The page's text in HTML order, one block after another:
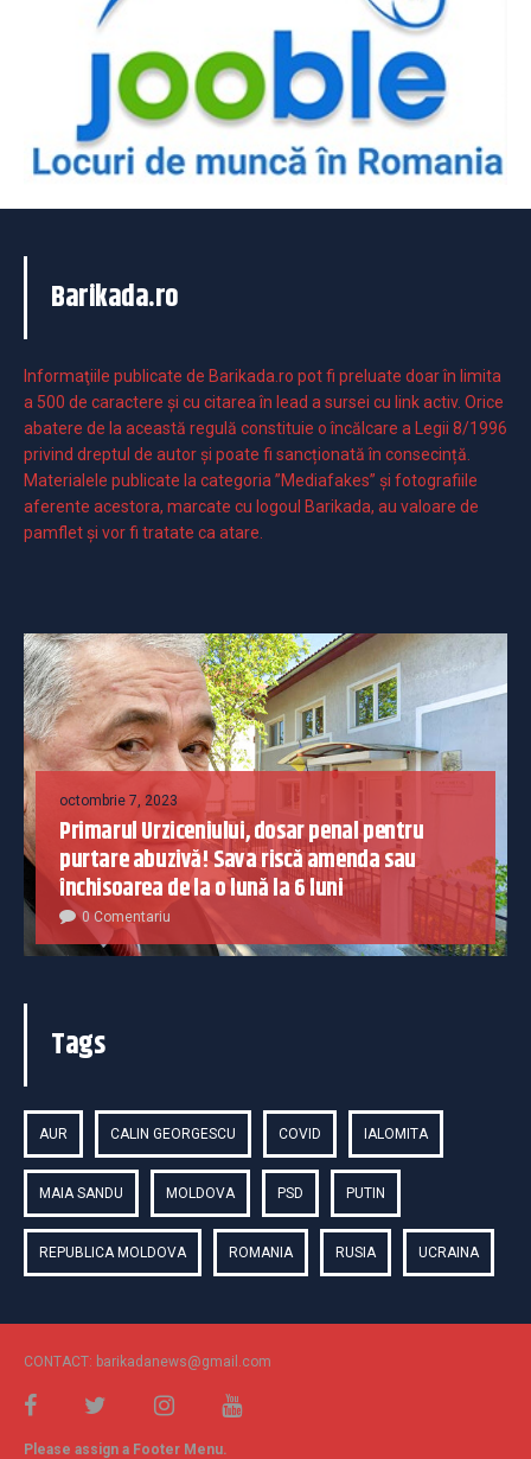
Barikada.ro
Informaţiile publicate de Barikada.ro pot fi preluate doar în limita
a 500 de caractere şi cu citarea în lead a sursei cu link activ. Orice
abatere de la această regulă constituie o încălcare a Legii 8/1996
privind dreptul de autor și poate fi sancționată în consecință.
Materialele publicate la categoria ”Mediafakes” și fotografiile
aferente acestora, marcate cu logoul Barikada, au valoare de
pamflet și vor fi tratate ca atare.
octombrie 7, 2023
Primarul Urziceniului, dosar penal pentru
purtare abuzivă! Sava riscă amenda sau
închisoarea de la o lună la 6 luni
0 Comentariu
Tags
AUR CALIN GEORGESCU COVID IALOMITA
MAIA SANDU MOLDOVA PSD PUTIN
REPUBLICA MOLDOVA ROMANIA RUSIA UCRAINA
CONTACT: barikadanews@gmail.com
Please assign a Footer Menu.